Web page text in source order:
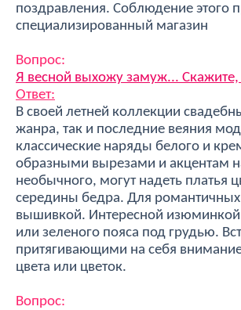
поздравления. Соблюдение этого
специализированный магазин
Вопрос:
Я весной выхожу замуж... Скажите,
Ответ:
В своей летней коллекции
жанра, так и последние веяния
классические наряды белого и
образными вырезами и акцентам
необычного, могут надеть платья
середины бедра. Для
вышивкой. Интересной изюминкой
или зеленого пояса под грудью.
притягивающими на себя
цвета или цветок.
Вопрос: